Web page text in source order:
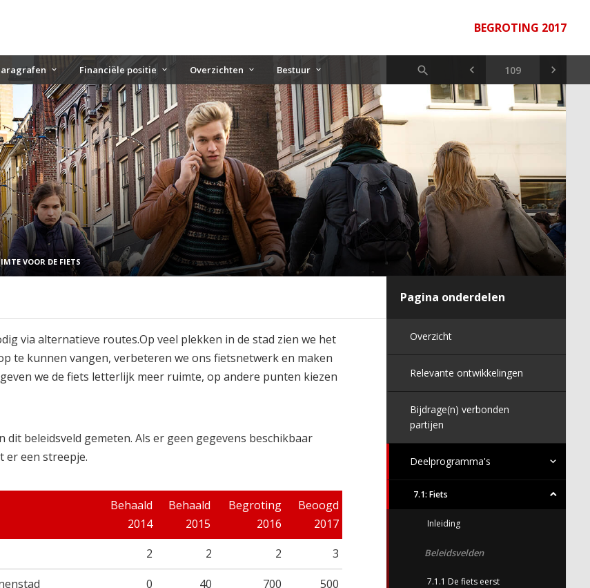
BEGROTING 2017
Financiële positie Overzichten Bestuur
VOOR DE FIETS
Pagina onderdelen
Overzicht
Relevante ontwikkelingen
Bijdrage(n) verbonden
partijen
Deelprogramma's
7.1: Fiets
Inleiding
Beleidsvelden
7.1.1 De fiets eerst
via alternatieve routes.Op veel plekken in de stad zien we het
te kunnen vangen, verbeteren we ons fietsnetwerk en maken
we de fiets letterlijk meer ruimte, op andere punten kiezen
beleidsveld gemeten. Als er geen gegevens beschikbaar
er een streepje.
Behaald
2014
Behaald
2015
Begroting
2016
Beoogd
2017
2 2 2
3
0 40 700 500